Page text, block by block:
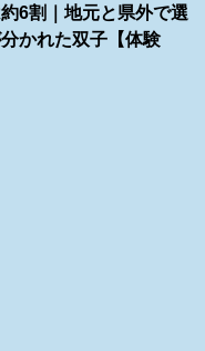
6割｜地元と県外で選
かれた双子【体験